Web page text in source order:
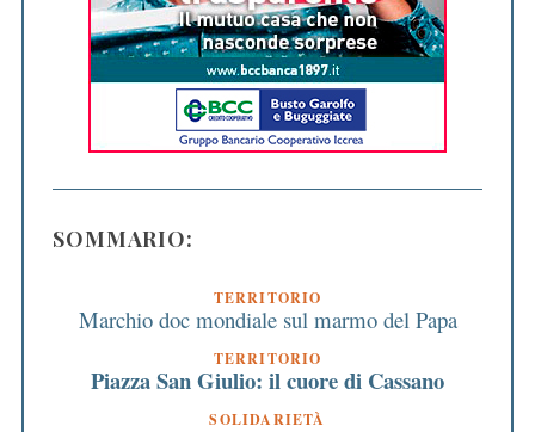
SOMMARIO:
TERRITORIO
Marchio doc mondiale sul marmo del Papa
TERRITORIO
Piazza San Giulio: il cuore di Cassano
SOLIDARIETÀ